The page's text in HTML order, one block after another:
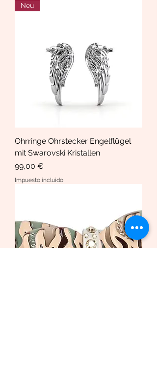
Neu
Ohrringe Ohrstecker Engelflügel
mit Swarovski Kristallen
Precio
99,00 €
Impuesto incluido